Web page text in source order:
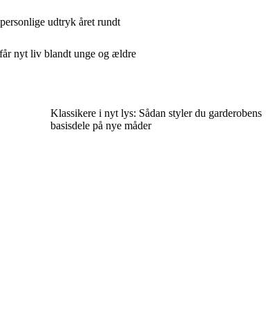
udtryk året rundt
nyt liv blandt unge og ældre
Klassikere i nyt lys: Sådan styler du garderobens
basisdele på nye måder